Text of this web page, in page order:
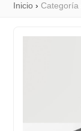
Inicio ›Categoría